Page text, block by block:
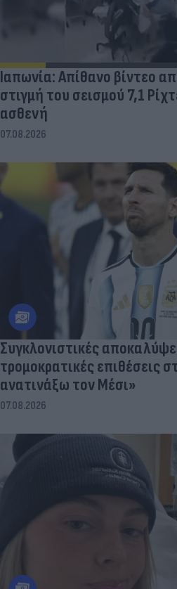
Ιαπωνία: Απίθανο βίντεο
στιγμή του σεισμού 7,1
ασθενή
07.08.2026
Συγκλονιστικές
τρομοκρατικές επιθέσεις
ανατινάξω τον Μέσι»
07.08.2026